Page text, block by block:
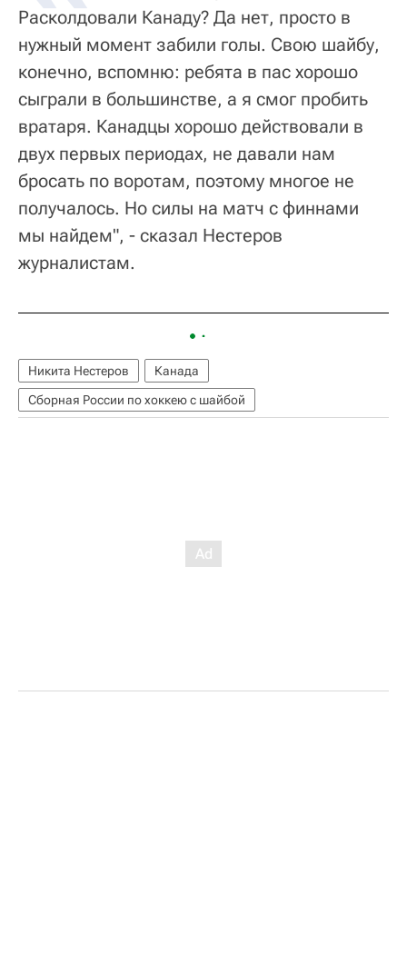
Расколдовали Канаду? Да нет, просто в
нужный момент забили голы. Свою шайбу,
конечно, вспомню: ребята в пас хорошо
сыграли в большинстве, а я смог пробить
вратаря. Канадцы хорошо действовали в
двух первых периодах, не давали нам
бросать по воротам, поэтому многое не
получалось. Но силы на матч с финнами
мы найдем", - сказал Нестеров
журналистам.
Никита Нестеров
Канада
Сборная России по хоккею с шайбой